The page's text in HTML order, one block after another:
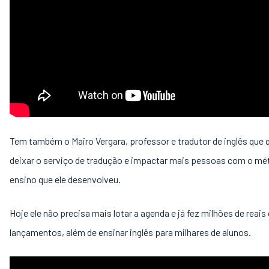
Tem também o Mairo Vergara, professor e tradutor de inglês que
deixar o serviço de tradução e impactar mais pessoas com o
ensino que ele desenvolveu.
Hoje ele não precisa mais lotar a agenda e já fez milhões de reais
lançamentos, além de ensinar inglês para milhares de alunos.